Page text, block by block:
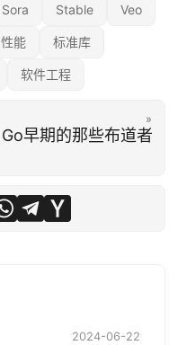
Sora Stable Veo
性能 标准库
软件工程
»
Go早期的那些布道者
2024-06-22